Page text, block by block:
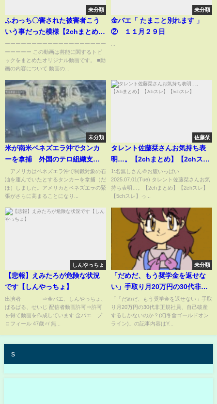
未分類
ふわっち〇害された被害者こう
いう事だった模様【2chまとめ】
【2chスレ】【5chスレ】
ーーーーーーーーーーーーーーーーーーー
ーーーーー この動画は芸能に関するトピ
ックをまとめたオリジナル動画です。 ■動
画の内容について 動画の...
未分類
金バエ「 たまこと別れます 」
② １１月２９日
未分類
米が南米ベネズエラ沖でタンカ
ーを拿捕 外国のテロ組織支援
に関与の疑いで(2025年12月11
日)
アメリカはベネズエラ沖で制裁対象の石
油を運んでいたとするタンカーを拿捕（だ
ほ）しました。アメリカとベネズエラの緊
張がさらに高まることになり...
佐藤栞
タレント佐藤栞さんお気持ち表
明…。【2chまとめ】【2chス
レ】【5chスレ】
1:名無しさん＠お腹いっぱい
2025.07.01(Tue) タレント佐藤栞さんお気
持ち表明…。【2chまとめ】【2chスレ】
【5chスレ】っ...
しんやっちょ
【悲報】えみたろが危険な状況
です【しんやっちょ】
出演者 ⇒金バエ、しんやっちょ、
ぱるぱる、せいじ 配信者動画許可⇒許可
を得て動画を作成しています 金バエ プ
ロフィール 47歳♂/ 無...
未分類
「だめだ、もう奨学金を返せな
い」手取り月20万円の30代非正
規社員、自己破産するしかない
のか？(幻冬舎ゴールドオンライ
ン)
「「だめだ、もう奨学金を返せない」手取
り月20万円の30代非正規社員、自己破産
するしかないのか？(幻冬舎ゴールドオン
ライン)」の記事内容はY...
s